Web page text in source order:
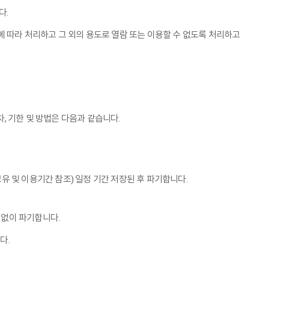
.
라 처리하고 그 외의 용도로 열람 또는 이용할 수 없도록 처리하고
기한 및 방법은 다음과 같습니다.
및 이용기간 참조) 일정 기간 저장된 후 파기합니다.
이 파기합니다.
.